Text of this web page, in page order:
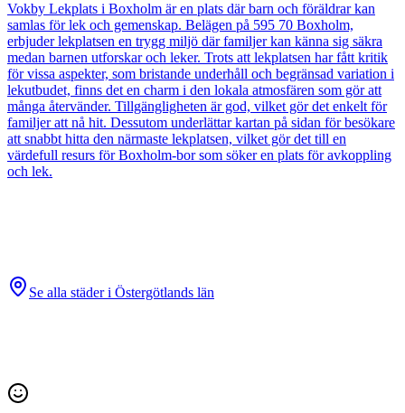
Vokby Lekplats i Boxholm är en plats där barn och föräldrar kan
samlas för lek och gemenskap. Belägen på 595 70 Boxholm,
erbjuder lekplatsen en trygg miljö där familjer kan känna sig säkra
medan barnen utforskar och leker. Trots att lekplatsen har fått kritik
för vissa aspekter, som bristande underhåll och begränsad variation i
lekutbudet, finns det en charm i den lokala atmosfären som gör att
många återvänder. Tillgängligheten är god, vilket gör det enkelt för
familjer att nå hit. Dessutom underlättar kartan på sidan för besökare
att snabbt hitta den närmaste lekplatsen, vilket gör det till en
värdefull resurs för Boxholm-bor som söker en plats för avkoppling
och lek.
Se alla städer i Östergötlands län